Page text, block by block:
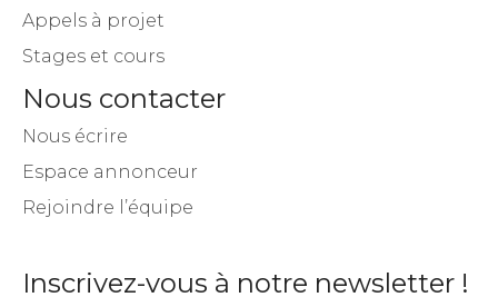
Appels à projet
Stages et cours
Nous contacter
Nous écrire
Espace annonceur
Rejoindre l’équipe
Inscrivez-vous à notre newsletter !